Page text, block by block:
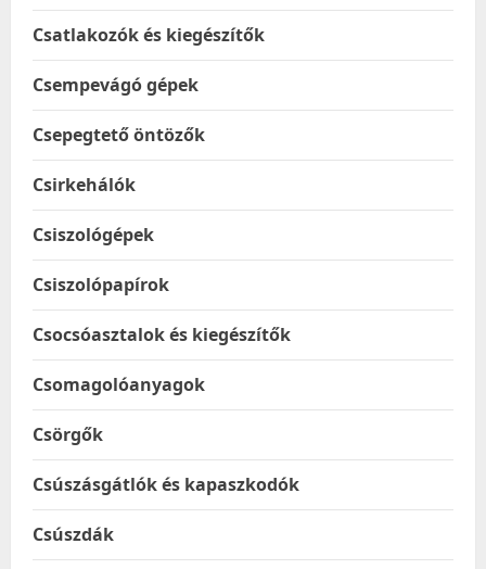
Csatlakozók és kiegészítők
Csempevágó gépek
Csepegtető öntözők
Csirkehálók
Csiszológépek
Csiszolópapírok
Csocsóasztalok és kiegészítők
Csomagolóanyagok
Csörgők
Csúszásgátlók és kapaszkodók
Csúszdák